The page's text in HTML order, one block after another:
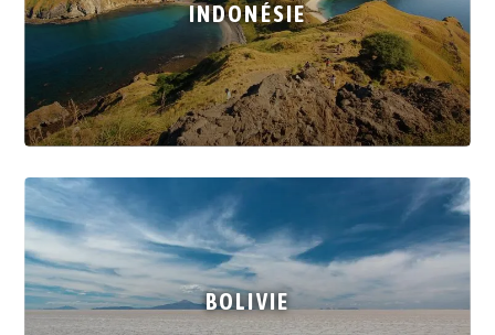
INDONÉSIE
BOLIVIE